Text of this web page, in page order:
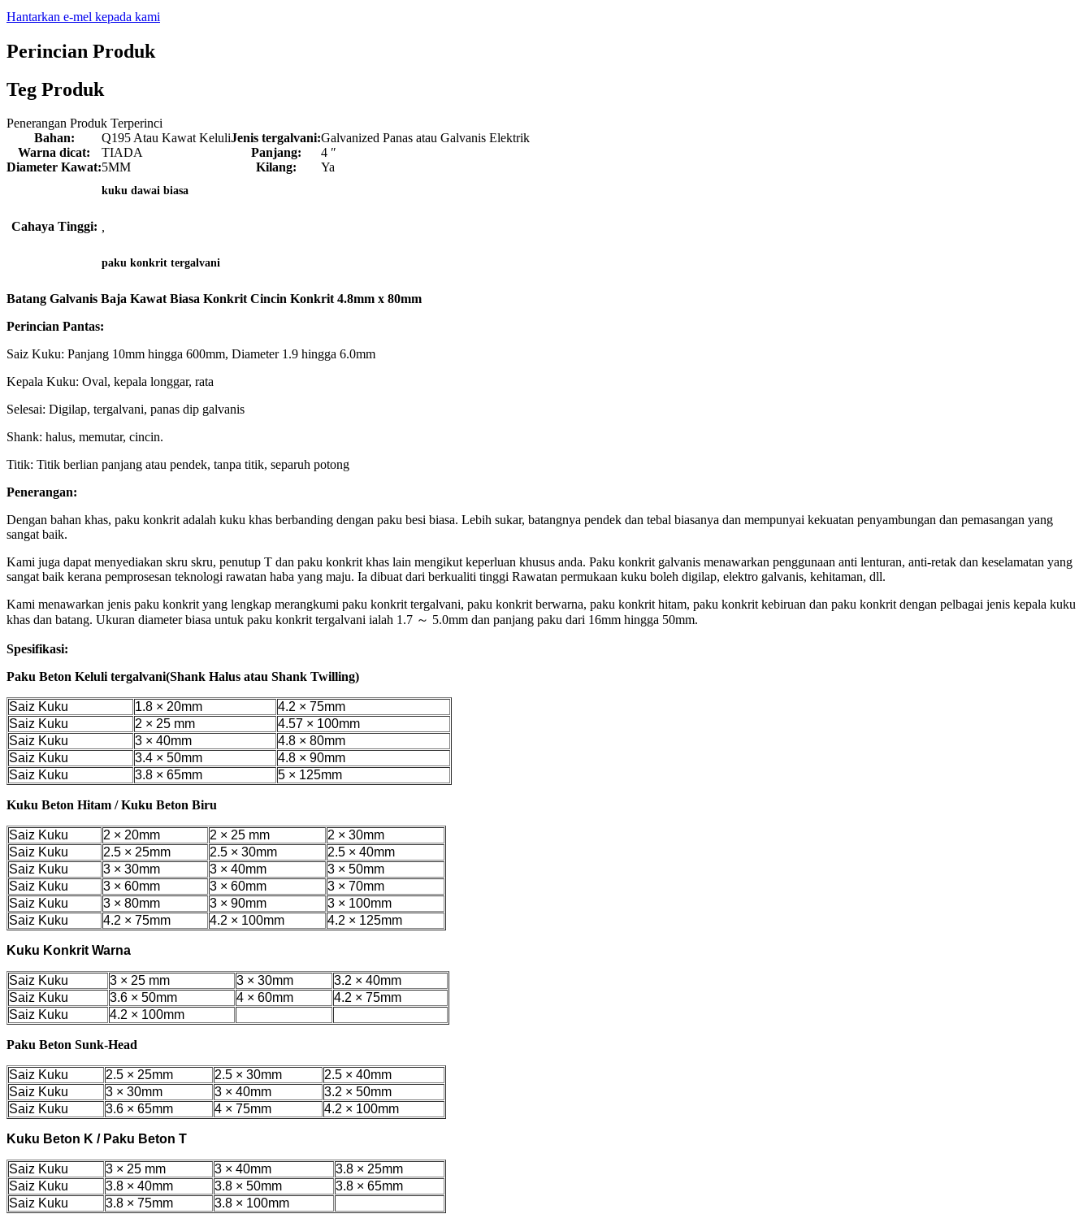
Hantarkan e-mel kepada kami
Perincian Produk
Teg Produk
Penerangan Produk Terperinci
Bahan:
Q195 Atau Kawat KeluliJenis tergalvani:Galvanized Panas atau Galvanis Elektrik
Warna dicat:
TIADA Panjang:
4 ″
Diameter Kawat:5MM Kilang: Ya
Cahaya Tinggi:
kuku dawai biasa
,
paku konkrit tergalvani
Batang Galvanis Baja Kawat Biasa Konkrit Cincin Konkrit 4.8mm x 80mm
Perincian Pantas:
Saiz Kuku: Panjang 10mm hingga 600mm, Diameter 1.9 hingga 6.0mm
Kepala Kuku: Oval, kepala longgar, rata
Selesai: Digilap, tergalvani, panas dip galvanis
Shank: halus, memutar, cincin.
Titik: Titik berlian panjang atau pendek, tanpa titik, separuh potong
Penerangan:
Dengan bahan khas, paku konkrit adalah kuku khas berbanding dengan paku besi biasa. Lebih sukar, batangnya pendek dan tebal biasanya dan mempunyai kekuatan penyambungan dan pemasangan yang
sangat baik.
Kami juga dapat menyediakan skru skru, penutup T dan paku konkrit khas lain mengikut keperluan khusus anda. Paku konkrit galvanis menawarkan penggunaan anti lenturan, anti-retak dan keselamatan yang
sangat baik kerana pemprosesan teknologi rawatan haba yang maju. Ia dibuat dari berkualiti tinggi Rawatan permukaan kuku boleh digilap, elektro galvanis, kehitaman, dll.
Kami menawarkan jenis paku konkrit yang lengkap merangkumi paku konkrit tergalvani, paku konkrit berwarna, paku konkrit hitam, paku konkrit kebiruan dan paku konkrit dengan pelbagai jenis kepala kuku
khas dan batang. Ukuran diameter biasa untuk paku konkrit tergalvani ialah 1.7 ～ 5.0mm dan panjang paku dari 16mm hingga 50mm.
Spesifikasi:
Paku Beton Keluli tergalvani(Shank Halus atau Shank Twilling)
Saiz Kuku 1.8 × 20mm
4.2 × 75mm
Saiz Kuku
2 × 25 mm
4.57 × 100mm
Saiz Kuku
3 × 40mm
4.8 × 80mm
Saiz Kuku
3.4 × 50mm
4.8 × 90mm
Saiz Kuku
3.8 × 65mm 5 × 125mm
Kuku Beton Hitam / Kuku Beton Biru
Saiz Kuku 2 × 20mm 2 × 25 mm
2 × 30mm
Saiz Kuku
2.5 × 25mm 2.5 × 30mm
2.5 × 40mm
Saiz Kuku
3 × 30mm 3 × 40mm
3 × 50mm
Saiz Kuku
3 × 60mm 3 × 60mm
3 × 70mm
Saiz Kuku
3 × 80mm 3 × 90mm
3 × 100mm
Saiz Kuku
4.2 × 75mm 4.2 × 100mm 4.2 × 125mm
Kuku Konkrit Warna
Saiz Kuku 3 × 25 mm 3 × 30mm
3.2 × 40mm
Saiz Kuku
3.6 × 50mm 4 × 60mm
4.2 × 75mm
Saiz Kuku
4.2 × 100mm
Paku Beton Sunk-Head
Saiz Kuku 2.5 × 25mm 2.5 × 30mm
2.5 × 40mm
Saiz Kuku
3 × 30mm 3 × 40mm
3.2 × 50mm
Saiz Kuku
3.6 × 65mm 4 × 75mm 4.2 × 100mm
Kuku Beton K / Paku Beton T
Saiz Kuku 3 × 25 mm 3 × 40mm
3.8 × 25mm
Saiz Kuku
3.8 × 40mm 3.8 × 50mm
3.8 × 65mm
Saiz Kuku
3.8 × 75mm 3.8 × 100mm